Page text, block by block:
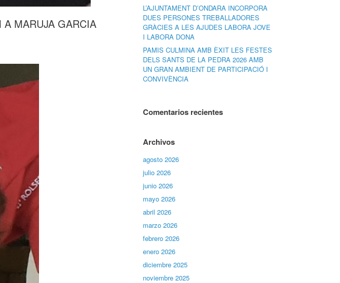
A MARUJA GARCIA
L’AJUNTAMENT D’ONDARA INCORPORA
DUES PERSONES TREBALLADORES
GRÀCIES A LES AJUDES LABORA JOVE
I LABORA DONA
PAMIS CULMINA AMB ÈXIT LES FESTES
DELS SANTS DE LA PEDRA 2026 AMB
UN GRAN AMBIENT DE PARTICIPACIÓ I
CONVIVÈNCIA
Comentarios recientes
Archivos
agosto 2026
julio 2026
junio 2026
mayo 2026
abril 2026
marzo 2026
febrero 2026
enero 2026
diciembre 2025
noviembre 2025